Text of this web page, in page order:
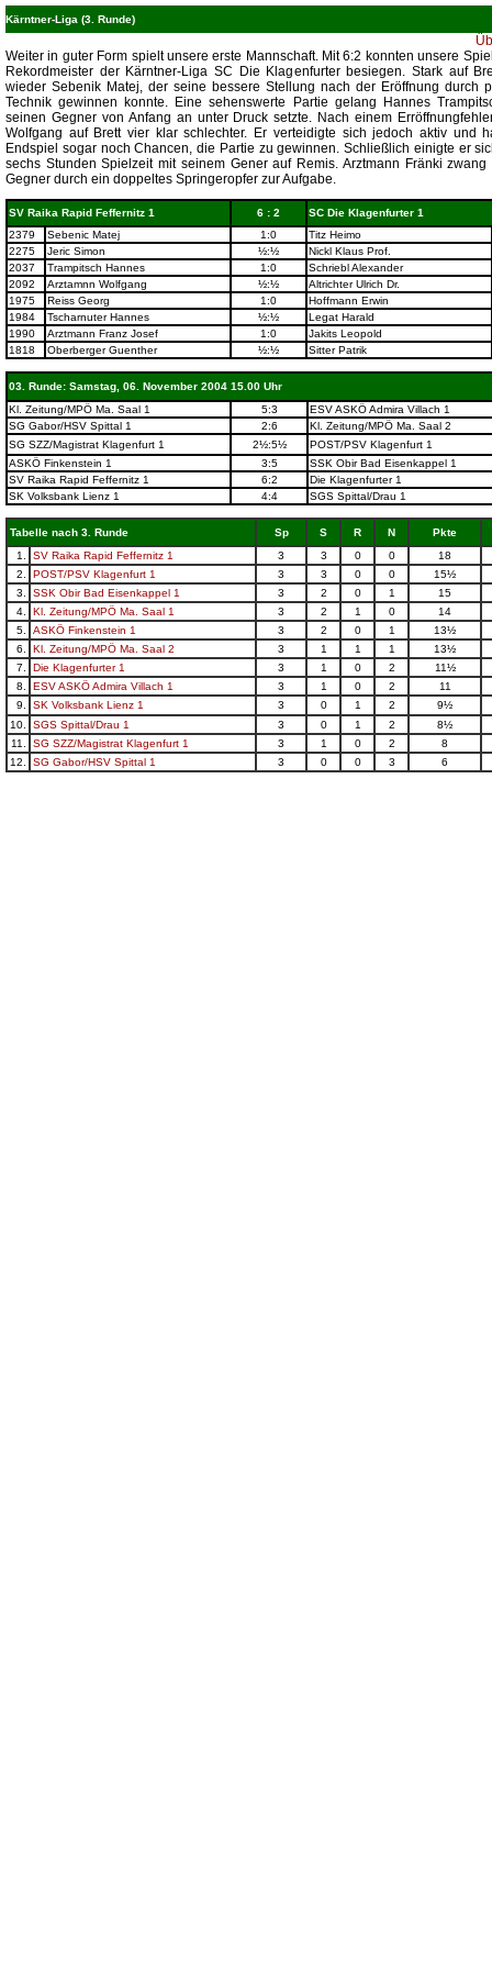
Kärntner-Liga (3. Runde)
Weiter in guter Form spielt unsere erste Mannschaft. Mit 6:2 konnten unsere
Rekordmeister der Kärntner-Liga SC Die Klagenfurter besiegen. Stark auf
wieder Sebenik Matej, der seine bessere Stellung nach der Eröffnung durch
Technik gewinnen konnte. Eine sehenswerte Partie gelang Hannes
seinen Gegner von Anfang an unter Druck setzte. Nach einem
Wolfgang auf Brett vier klar schlechter. Er verteidigte sich jedoch aktiv und
Endspiel sogar noch Chancen, die Partie zu gewinnen. Schließlich einigte er
sechs Stunden Spielzeit mit seinem Gener auf Remis. Arztmann Fränki zwang
Gegner durch ein doppeltes Springeropfer zur Aufgabe.
SV Raika Rapid Feffernitz 1 6 : 2
SC Die Klagenfurter 1
2379
Sebenic Matej 1:0
Titz Heimo
2275
Jeric Simon ½:½
Nickl Klaus Prof.
2037
Trampitsch Hannes 1:0
Schriebl Alexander
2092
Arztamnn Wolfgang ½:½
Altrichter Ulrich Dr.
1975
Reiss Georg 1:0
Hoffmann Erwin
1984
Tscharnuter Hannes ½:½
Legat Harald
1990
Arztmann Franz Josef 1:0
Jakits Leopold
1818
Oberberger Guenther ½:½ Sitter Patrik
03. Runde: Samstag, 06. November 2004 15.00 Uhr
Kl. Zeitung/MPÖ Ma. Saal 1
5:3
ESV ASKÖ Admira Villach 1
SG Gabor/HSV Spittal 1
2:6
Kl. Zeitung/MPÖ Ma. Saal 2
SG SZZ/Magistrat Klagenfurt 1
2½:5½
POST/PSV Klagenfurt 1
ASKÖ Finkenstein 1
3:5
SSK Obir Bad Eisenkappel 1
SV Raika Rapid Feffernitz 1
6:2
Die Klagenfurter 1
SK Volksbank Lienz 1
4:4 SGS Spittal/Drau 1
Tabelle nach 3. Runde Sp S R N
Pkte
1.
SV Raika Rapid Feffernitz 1 3 3 0 0
18
2.
POST/PSV Klagenfurt 1 3 3 0 0
15½
3.
SSK Obir Bad Eisenkappel 1 3 2 0 1
15
4.
Kl. Zeitung/MPÖ Ma. Saal 1 3 2 1 0
14
5.
ASKÖ Finkenstein 1 3 2 0 1
13½
6.
Kl. Zeitung/MPÖ Ma. Saal 2 3 1 1 1
13½
7.
Die Klagenfurter 1 3 1 0 2
11½
8.
ESV ASKÖ Admira Villach 1 3 1 0 2
11
9.
SK Volksbank Lienz 1 3 0 1 2
9½
10.
SGS Spittal/Drau 1 3 0 1 2
8½
11.
SG SZZ/Magistrat Klagenfurt 1 3 1 0 2
8
12.
SG Gabor/HSV Spittal 1 3 0 0 3 6